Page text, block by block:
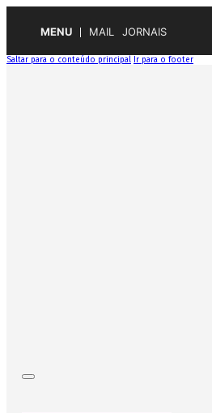
MENU MAIL JORNAIS
Saltar para o conteúdo principal Ir para o footer